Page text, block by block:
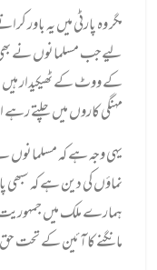
مگر وہ پارٹی میں یہ باور
لیےجب مسلمانوں نے
کے ووٹ کے ٹھیکیدار ہیں
مہنگی کاروں میں چلتے
یہی وجہ ہے کہ مسلمانوں
نماؤں کی دین ہے کہ سبھی
ہمارے ملک میں
مانگنے کا آئین کے تحت